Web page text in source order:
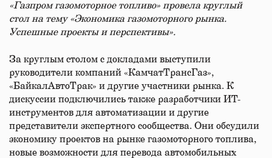
«Газпром газомоторное топливо» провела круглый
стол на тему «Экономика газомоторного рынка.
Успешные проекты и перспективы».
За круглым столом с докладами выступили
руководители компаний «КамчатТрансГаз»,
«БайкалАвтоТрак» и другие участники рынка. К
дискуссии подключились также разработчики ИТ-
инструментов для автоматизации и другие
представители экспертного сообщества. Они обсудили
экономику проектов на рынке газомоторного топлива,
новые возможности для перевода автомобильных